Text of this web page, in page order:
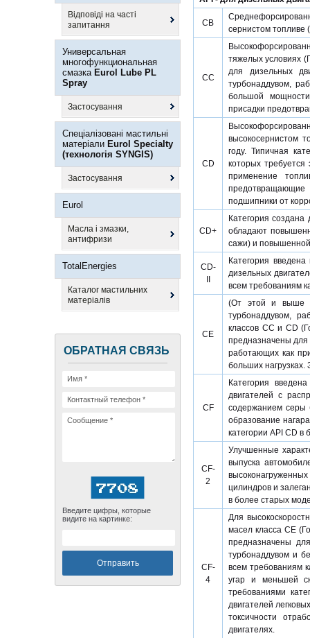
Відповіді на часті
запитання
Универсальная
многофункциональная
смазка Eurol Lube PL
Spray
Застосування
Спеціалізовані мастильні
матеріали Eurol Specialty
(технологія SYNGIS)
Застосування
Eurol
Масла і змазки,
антифризи
TotalEnergies
Каталог мастильних
матеріалів
ОБРАТНАЯ СВЯЗЬ
Введите цифры, которые
видите на картинке:
CB
сернистом топливе
CC
тяжелых условиях
для дизельных
турбонаддувом,
большой
присадки
CD
высокосернистом
году. Типичная
которых
применение
предотвращающие
подшипники от
CD+
Категория
обладают
сажи) и
CD-
Категория
дизельных
всем требованиям
CE
(От этой и выше -
турбонаддувом,
классов CC и CD
предназначены
работающих как
больших нагрузках.
CF
Категория
двигателей с
содержанием серы
образование
категории API CD в
CF-
2
Улучшенные
выпуска
цилиндров и
в более старых
CF-
4
Для
масел класса CE
предназначены
турбонаддувом и
всем требованиям
угар и меньшей
требованиями
двигателей
токсичности
двигателях.